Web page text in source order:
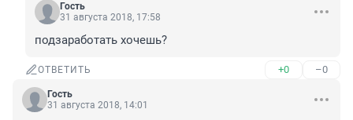
Гость
31 августа 2018, 17:58
подзаработать хочешь?
ОТВЕТИТЬ +0 –0
Гость
31 августа 2018, 14:01